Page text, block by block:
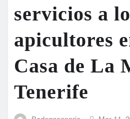
servicios a
apicultores
Casa de La
Tenerife